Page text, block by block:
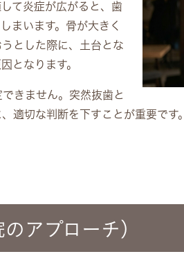
て炎症が広がると、歯
まいます。骨が大きく
とした際に、土台とな
となります。
きません。突然抜歯と
適切な判断を下すことが重要です。
アプローチ）